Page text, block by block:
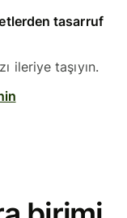
tasarruf
ileriye taşıyın.